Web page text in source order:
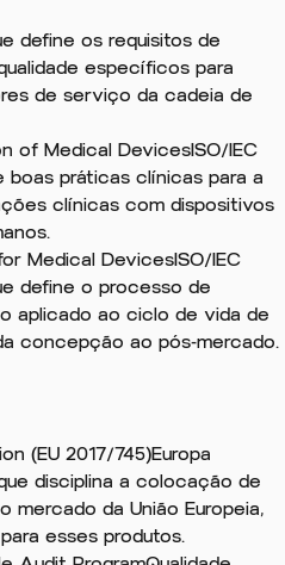
define os requisitos de
específicos para
de serviço da cadeia de
of Medical DevicesISO/IEC
boas práticas clínicas para a
clínicas com dispositivos
Medical DevicesISO/IEC
define o processo de
aplicado ao ciclo de vida de
concepção ao pós-mercado.
(EU 2017/745)Europa
disciplina a colocação de
mercado da União Europeia,
esses produtos.